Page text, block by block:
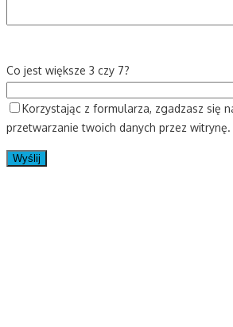
Co jest większe 3 czy 7?
Korzystając z formularza, zgadzasz się
przetwarzanie twoich danych przez witrynę.